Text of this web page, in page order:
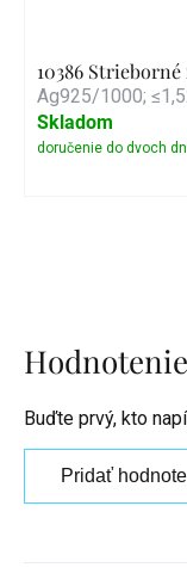
10386
Ag925/1000;
Skladom
Buďte prvý, kto
Pridať